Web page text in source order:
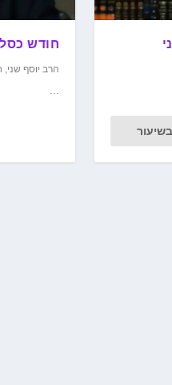
חודש
הרב יוסף שני,